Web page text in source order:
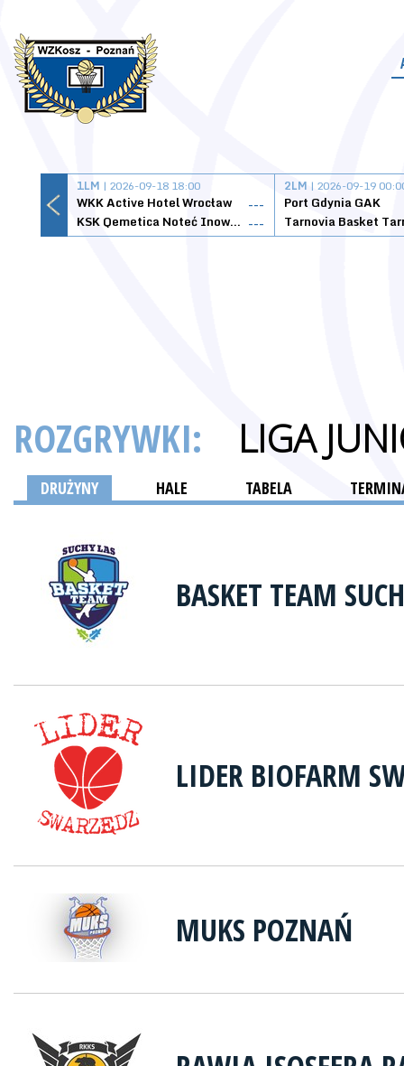
1LM | 2026-09-18 18:00
WKK Active Hotel Wrocław
---
KSK Qemetica Noteć Inowrocław ---
2LM | 2026-09-19
Port Gdynia GAK
ROZGRYWKI: LIGA
DRUŻYNY HALE TABELA
BASKET TEAM
LIDER BIOFARM
MUKS POZNAŃ